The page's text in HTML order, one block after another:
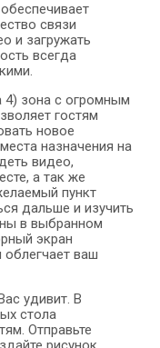
связи
и загружать
всегда
4) зона с огромным
гостям
новое
назначения на
видео,
а так же
пункт
дальше и изучить
в выбранном
экран
ваш
удивит. В
стола
Отправьте